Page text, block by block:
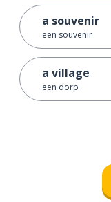
a souvenir
een souvenir
a village
een dorp